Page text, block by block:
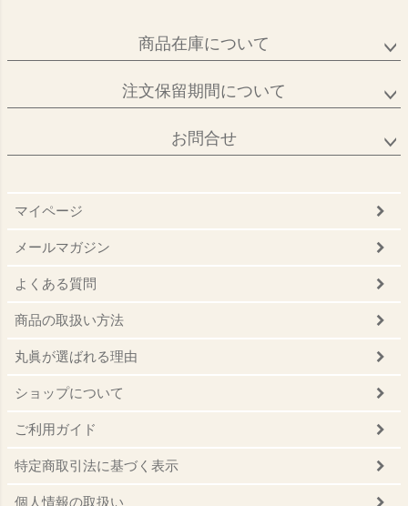
商品在庫について
注文保留期間について
お問合せ
マイページ
メールマガジン
よくある質問
商品の取扱い方法
丸眞が選ばれる理由
ショップについて
ご利用ガイド
特定商取引法に基づく表示
個人情報の取扱い